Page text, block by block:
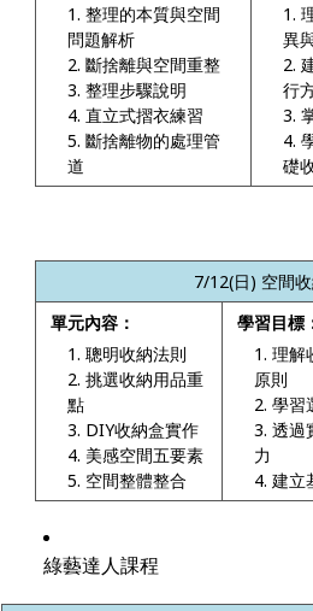
整理的本質與空間
問題解析
斷捨離與空間重整
整理步驟說明
直立式摺衣練習
斷捨離物的處理管
道
異
行
礎
7/12(日) 空間
單元內容：
聰明收納法則
挑選收納用品重
點
DIY收納盒實作
美感空間五要素
空間整體整合
學習目標
理解
原則
學習
透過
力
建立
綠藝達人課程